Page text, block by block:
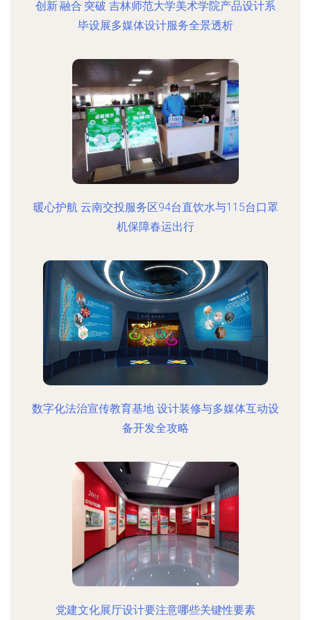
创新·融合·突破 吉林师范大学美术学院产品设计系
毕设展多媒体设计服务全景透析
暖心护航 云南交投服务区94台直饮水与115台口罩
机保障春运出行
数字化法治宣传教育基地 设计装修与多媒体互动设
备开发全攻略
党建文化展厅设计要注意哪些关键性要素